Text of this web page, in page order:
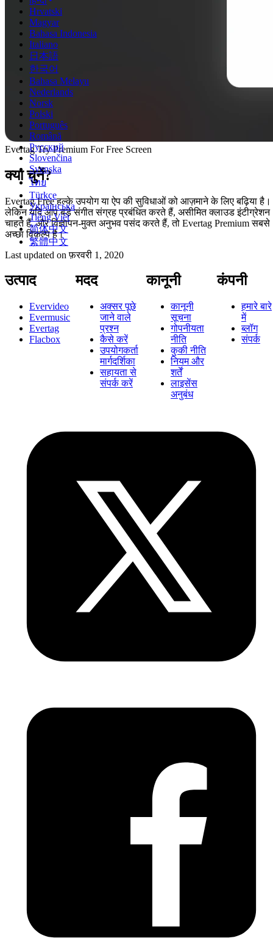
Hrvatski
Magyar
Bahasa Indonesia
Italiano
日本語
한국어
Bahasa Melayu
Nederlands
Norsk
Polski
Português
Română
Русский
Slovenčina
Svenska
ไทย
Türkçe
Українська
Tiếng Việt
简体中文
繁體中文
Evertag Try Premium For Free Screen
क्या चुनें?
Evertag Free हल्के उपयोग या ऐप की सुविधाओं को आज़माने के लिए बढ़िया है।
लेकिन यदि आप बड़े संगीत संग्रह प्रबंधित करते हैं, असीमित क्लाउड इंटीग्रेशन
चाहते हैं, और विज्ञापन-मुक्त अनुभव पसंद करते हैं, तो Evertag Premium सबसे
अच्छा विकल्प है।
Last updated onफ़रवरी 1, 2020
उत्पाद
Evervideo
Evermusic
Evertag
Flacbox
मदद
अक्सर पूछे
जाने वाले
प्रश्न
कैसे करें
उपयोगकर्ता
मार्गदर्शिका
सहायता से
संपर्क करें
कानूनी
कानूनी
सूचना
गोपनीयता
नीति
कुकी नीति
नियम और
शर्तें
लाइसेंस
अनुबंध
कंपनी
हमारे बारे
में
ब्लॉग
संपर्क